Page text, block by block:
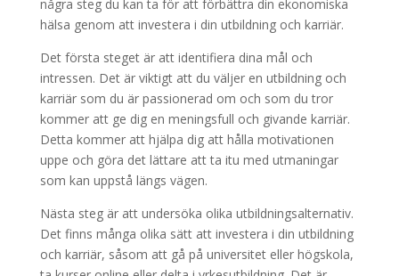
några steg du kan ta för att förbättra din ekonomiska
hälsa genom att investera i din utbildning och karriär.
Det första steget är att identifiera dina mål och
intressen. Det är viktigt att du väljer en utbildning och
karriär som du är passionerad om och som du tror
kommer att ge dig en meningsfull och givande karriär.
Detta kommer att hjälpa dig att hålla motivationen
uppe och göra det lättare att ta itu med utmaningar
som kan uppstå längs vägen.
Nästa steg är att undersöka olika utbildningsalternativ.
Det finns många olika sätt att investera i din utbildning
och karriär, såsom att gå på universitet eller högskola,